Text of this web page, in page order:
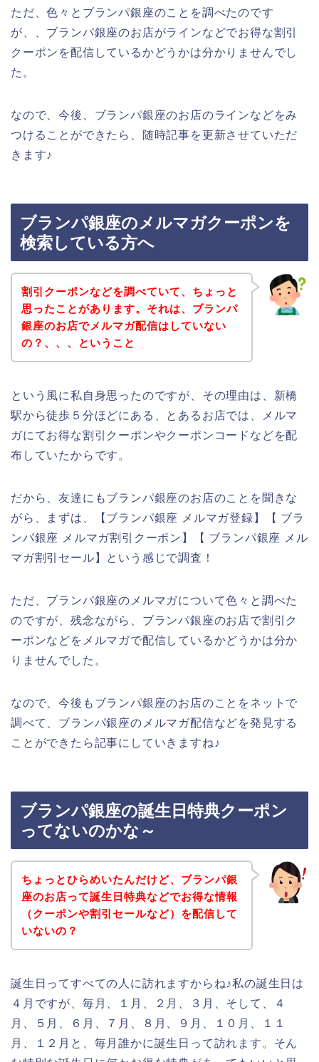
ただ、色々とブランパ銀座のことを調べたのです
が、、ブランパ銀座のお店がラインなどでお得な割引
クーポンを配信しているかどうかは分かりませんでし
た。
なので、今後、ブランパ銀座のお店のラインなどをみ
つけることができたら、随時記事を更新させていただ
きます♪
ブランパ銀座のメルマガクーポンを
検索している方へ
割引クーポンなどを調べていて、ちょっと
思ったことがあります。それは、ブランパ
銀座のお店でメルマガ配信はしていない
の？、、、ということ
という風に私自身思ったのですが、その理由は、新橋
駅から徒歩５分ほどにある、とあるお店では、メルマ
ガにてお得な割引クーポンやクーポンコードなどを配
布していたからです。
だから、友達にもブランパ銀座のお店のことを聞きな
がら、まずは、【ブランパ銀座 メルマガ登録】【 ブラ
ンパ銀座 メルマガ割引クーポン】【 ブランパ銀座 メル
マガ割引セール】という感じで調査！
ただ、ブランパ銀座のメルマガについて色々と調べた
のですが、残念ながら、ブランパ銀座のお店で割引ク
ーポンなどをメルマガで配信しているかどうかは分か
りませんでした。
なので、今後もブランパ銀座のお店のことをネットで
調べて、ブランパ銀座のメルマガ配信などを発見する
ことができたら記事にしていきますね♪
ブランパ銀座の誕生日特典クーポン
ってないのかな～
ちょっとひらめいたんだけど、ブランパ銀
座のお店って誕生日特典などでお得な情報
（クーポンや割引セールなど）を配信して
いないの？
誕生日ってすべての人に訪れますからね♪私の誕生日は
４月ですが、毎月、１月、２月、３月、そして、４
月、５月、６月、７月、８月、９月、１０月、１１
月、１２月と、毎月誰かに誕生日って訪れます。そん